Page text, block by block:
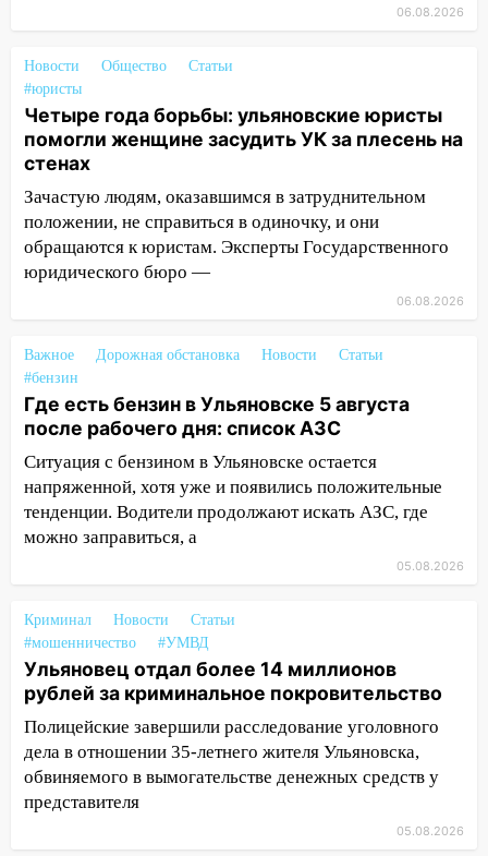
13:00
В суде защитили репутацию
мужчины, которого необоснованно
обвиняли в жестоком обращении с
животными
12:28 Миллион на «льготниках»: в
Ульяновской области перевозчик
провернул хитрую схему с чужими
проездными
Ульяновский алиментщик накопил
11:49
Снят режим «Ракетная
опасность» на территории Ульяновской
области
11:30 Кабмин РФ разрешил до 1 июля
2027 года импорт, выпуск и обращение
бензина Евро 2, Евро 3, Евро 4
11:12
Соцсети: на Рябикова автомобиль
днем 6 августа: список АЗС
10:16 Внимание! В Ульяновской области
объявлена ракетная опасность
10:00 В Старомайнском районе утонул
51-летний мужчина
09:50 В Ульяновске черный коршун
06.08.2026
Новости Общество
Статьи
#юристы
Четыре года борьбы: ульяновские юристы
помогли женщине засудить УК за плесень на
стенах
Зачастую людям, оказавшимся в затруднительном
положении, не справиться в одиночку, и они
обращаются к юристам. Эксперты Государственного
юридического бюро —
06.08.2026
Важное Дорожная обстановка Новости
Статьи
#бензин
Где есть бензин в Ульяновске 5 августа
после рабочего дня: список АЗС
Ситуация с бензином в Ульяновске остается
напряженной, хотя уже и появились положительные
тенденции. Водители продолжают искать АЗС, где
можно заправиться, а
05.08.2026
Криминал Новости
Статьи
#мошенничество
#УМВД
Ульяновец отдал более 14 миллионов
рублей за криминальное покровительство
Полицейские завершили расследование уголовного
дела в отношении 35-летнего жителя Ульяновска,
обвиняемого в вымогательстве денежных средств у
представителя
05.08.2026